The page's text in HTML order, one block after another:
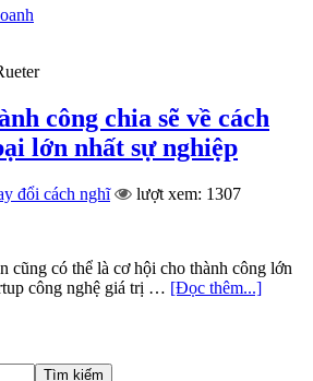
công chia sẽ về cách
lớn nhất sự nghiệp
đổi cách nghĩ lượt xem: 1307
cũng có thể là cơ hội cho thành công lớn
công nghệ giá trị … [Đọc thêm...]